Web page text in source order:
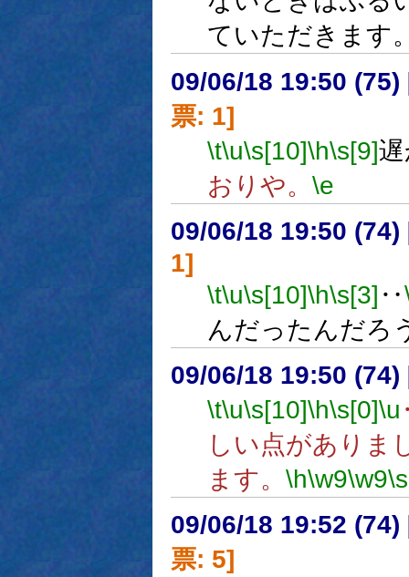
ていただきます
09/06/18 19:50 (75)
票: 1]
\t\u\s[10]\h\s[9]
おりや。 \e
09/06/18 19:50 (74)
1]
\t\u\s[10]\h\s[3] ‥
んだったんだろ
09/06/18 19:50 (74)
\t\u\s[10]\h\s[0]\u
しい点がありま
ます。 \h\w9\w9
09/06/18 19:52 (74)
票: 5]